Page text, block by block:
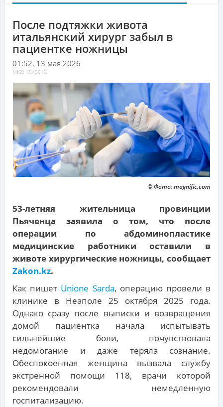
После подтяжки живота
итальянский хирург забыл в
пациентке ножницы
01:52, 13 мая 2026
MKZ: 1545612
© Фото: magnific.com
53-летняя жительница провинции
Пьяченца заявила о том, что после
операции по абдоминопластике
медицинские работники оставили в
животе хирургические ножницы, сообщает
Zakon.kz.
Как пишет Unione Sarda, операцию провели в
клинике в Неаполе 25 октября 2025 года.
Однако сразу после выписки и возвращения
домой пациентка начала испытывать
сильнейшие боли, почувствовала
недомогание и даже теряла сознание.
Обеспокоенная женщина вызвала службу
экстренной помощи 118, врачи которой
рекомендовали немедленную
госпитализацию.